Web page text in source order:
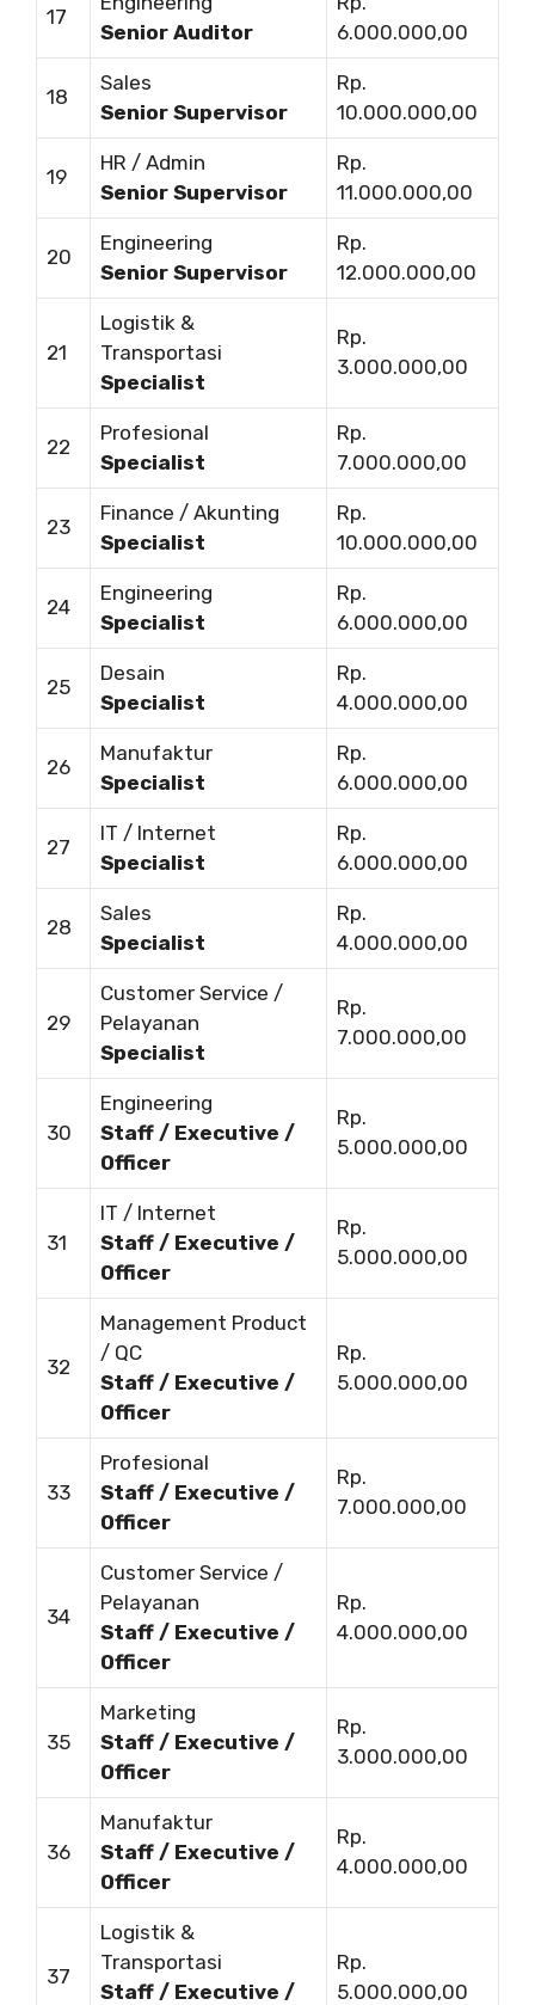
17
Senior Auditor
6.000.000,00
18
Sales
Senior Supervisor
Rp.
10.000.000,00
19
HR / Admin
Senior Supervisor
Rp.
11.000.000,00
20
Engineering
Senior Supervisor
Rp.
12.000.000,00
21
Logistik &
Transportasi
Specialist
Rp.
3.000.000,00
22
Profesional
Specialist
Rp.
7.000.000,00
23
Finance / Akunting
Specialist
Rp.
10.000.000,00
24
Engineering
Specialist
Rp.
6.000.000,00
25
Desain
Specialist
Rp.
4.000.000,00
26
Manufaktur
Specialist
Rp.
6.000.000,00
27
IT / Internet
Specialist
Rp.
6.000.000,00
28
Sales
Specialist
Rp.
4.000.000,00
29
Customer Service /
Pelayanan
Specialist
Rp.
7.000.000,00
30
Engineering
Staff / Executive /
Officer
Rp.
5.000.000,00
31
IT / Internet
Staff / Executive /
Officer
Rp.
5.000.000,00
32
Management Product
/ QC
Staff / Executive /
Officer
Rp.
5.000.000,00
33
Profesional
Staff / Executive /
Officer
Rp.
7.000.000,00
34
Customer Service /
Pelayanan
Staff / Executive /
Officer
Rp.
4.000.000,00
35
Marketing
Staff / Executive /
Officer
Rp.
3.000.000,00
36
Manufaktur
Staff / Executive /
Officer
Rp.
4.000.000,00
37
Logistik &
Transportasi
Staff / Executive /
Rp.
5.000.000,00